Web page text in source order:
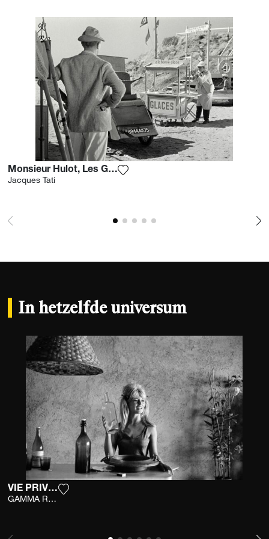
algemene verdiensten. "
Monsieur Hulot, Les Glaces Et La Guimauve
Jacques Tati
In hetzelfde universum
VIE PRIVÉE
GAMMA RAPHO